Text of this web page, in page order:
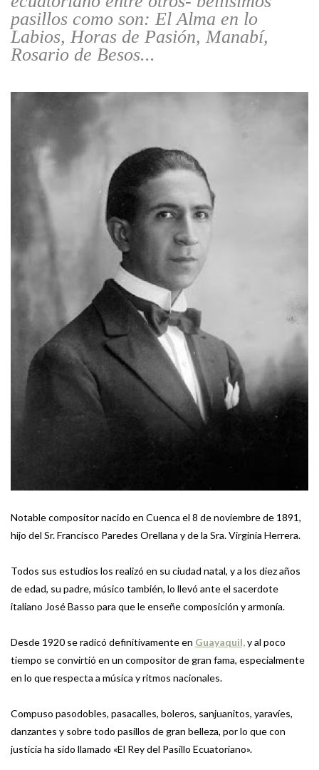
pasillos como son: El Alma en lo
Labios, Horas de Pasión, Manabí,
Rosario de Besos...
Notable compositor nacido en Cuenca el 8 de noviembre de 1891,
hijo del Sr. Francisco Paredes Orellana y de la Sra. Virginia Herrera.
Todos sus estudios los realizó en su ciudad natal, y a los diez años
de edad, su padre, músico también, lo llevó ante el sacerdote
italiano José Basso para que le enseñe composición y armonía.
Desde 1920 se radicó definitivamente en Guayaquil,y al poco
tiempo se convirtió en un compositor de gran fama, especialmente
en lo que respecta a música y ritmos nacionales.
Compuso pasodobles, pasacalles, boleros, sanjuanitos, yaravíes,
danzantes y sobre todo pasillos de gran belleza, por lo que con
justicia ha sido llamado «El Rey del Pasillo Ecuatoriano».